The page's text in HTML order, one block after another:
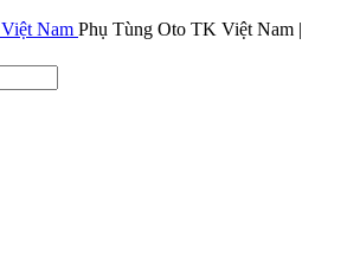
Phụ Tùng Oto TK Việt Nam |